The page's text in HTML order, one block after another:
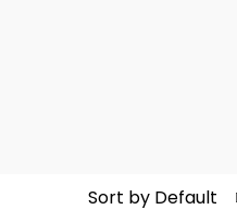
Sort by Default